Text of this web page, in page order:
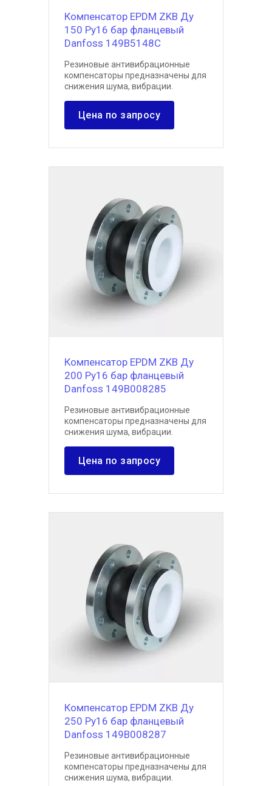
Компенсатор EPDM ZKB Ду
150 Ру16 бар фланцевый
Danfoss 149B5148C
Резиновые антивибрационные
компенсаторы предназначены для
снижения шума, вибрации.
Цена по запросу
Компенсатор EPDM ZKB Ду
200 Ру16 бар фланцевый
Danfoss 149B008285
Резиновые антивибрационные
компенсаторы предназначены для
снижения шума, вибрации.
Цена по запросу
Компенсатор EPDM ZKB Ду
250 Ру16 бар фланцевый
Danfoss 149B008287
Резиновые антивибрационные
компенсаторы предназначены для
снижения шума, вибрации.